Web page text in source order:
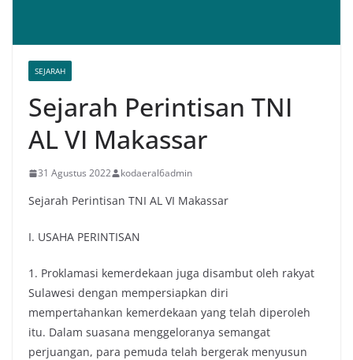
SEJARAH
Sejarah Perintisan TNI
AL VI Makassar
31 Agustus 2022 kodaeral6admin
Sejarah Perintisan TNI AL VI Makassar
I. USAHA PERINTISAN
1. Proklamasi kemerdekaan juga disambut oleh rakyat
Sulawesi dengan mempersiapkan diri
mempertahankan kemerdekaan yang telah diperoleh
itu. Dalam suasana menggeloranya semangat
perjuangan, para pemuda telah bergerak menyusun